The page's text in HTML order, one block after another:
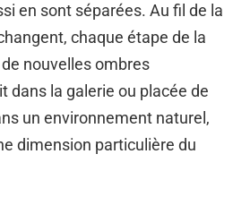
en sont séparées. Au fil de la
chaque étape de la
nouvelles ombres
dans la galerie ou placée de
un environnement naturel,
dimension particulière du